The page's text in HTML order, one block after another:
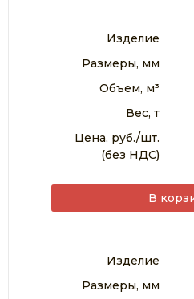
Изделие
Размеры, мм
Объем, м³
Вес, т
Цена, руб./шт.
(без НДС)
В
Изделие
Размеры, мм